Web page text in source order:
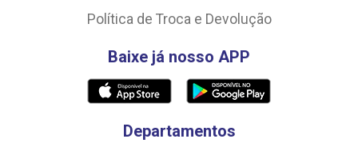
Política de Troca e Devolução
Baixe já nosso APP
Departamentos